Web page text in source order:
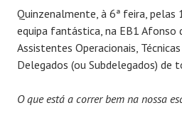
Quinzenalmente, à 6ª feira,
equipa fantástica, na EB1 Afonso
Assistentes Operacionais,
Delegados (ou Subdelegados) de
O que está a correr bem na nossa